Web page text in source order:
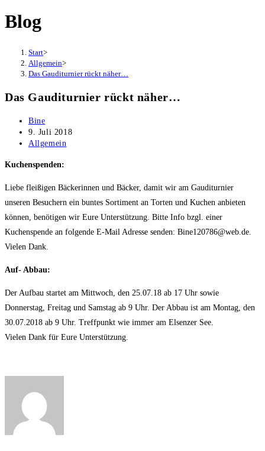
Blog
Start>
Allgemein>
Das Gauditurnier rückt näher…
Das Gauditurnier rückt näher…
Beitrags-
Autor:
Bine
Beitrag
veröffentlicht:
9. Juli 2018
Beitrags-
Allgemein
Kuchenspenden:
Liebe fleißigen Bäckerinnen und Bäcker, damit wir am Gauditurnier
unseren Besuchern ein buntes Sortiment an Torten und Kuchen anbieten
können, benötigen wir Eure Unterstützung. Bitte Info bzgl. einer
Kuchenspende an folgende E-Mail Adresse senden: Bine120786@web.de.
Vielen Dank.
Auf- Abbau:
Der Aufbau startet am Mittwoch, den 25.07.18 ab 17 Uhr sowie
Donnerstag, Freitag und Samstag ab 9 Uhr. Der Abbau ist am Montag, den
30.07.2018 ab 9 Uhr. Treffpunkt wie immer am Elsenzer See.
Vielen Dank für Eure Unterstützung.